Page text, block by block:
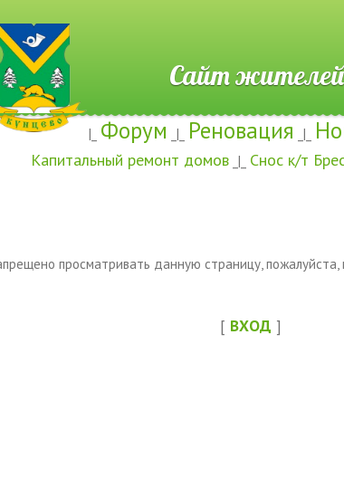
Сайт жителей
|_ Форум _|_ Реновация _|_
Капитальный ремонт домов _|_ Снос к/т
просматривать данную страницу, пожалуйста,
[ ВХОД ]